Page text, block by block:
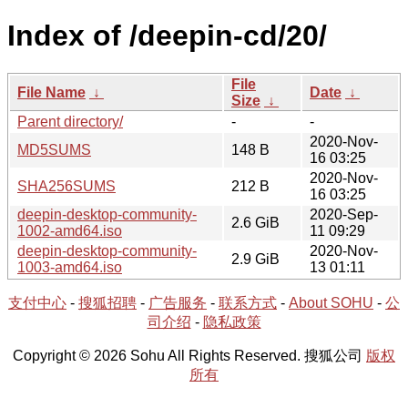
Index of /deepin-cd/20/
File Name ↓
File
Size ↓
Date ↓
Parent directory/
-
-
MD5SUMS
148 B
2020-Nov-
16 03:25
SHA256SUMS
212 B
2020-Nov-
16 03:25
deepin-desktop-community-
1002-amd64.iso
2.6 GiB
2020-Sep-
11 09:29
deepin-desktop-community-
1003-amd64.iso
2.9 GiB
2020-Nov-
13 01:11
支付中心 - 搜狐招聘 - 广告服务 - 联系方式 - About SOHU - 公
司介绍 - 隐私政策
Copyright © 2026 Sohu All Rights Reserved. 搜狐公司 版权
所有